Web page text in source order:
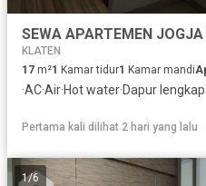
SEWA APARTEMEN
KLATEN
17 m²1 Kamar tidur1 Kamar mandi
·AC·Air·Hot water·Dapur lengkap
Pertama kali dilihat 2 hari yang lalu
1/6